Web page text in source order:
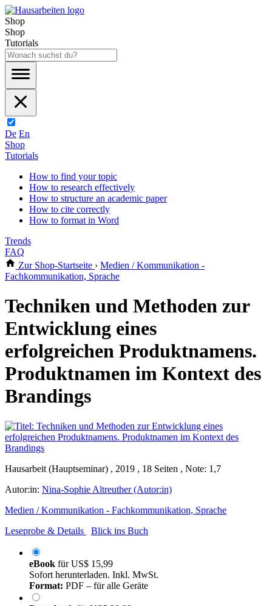
Shop
Shop
Tutorials
De En
Shop
Tutorials
How to find your topic
How to research effectively
How to structure an academic paper
How to cite correctly
How to format in Word
Trends
FAQ
Zur Shop-Startseite › Medien / Kommunikation -
Fachkommunikation, Sprache
Techniken und Methoden zur
Entwicklung eines
erfolgreichen Produktnamens.
Produktnamen im Kontext des
Brandings
Hausarbeit (Hauptseminar) , 2019 , 18 Seiten , Note: 1,7
Autor:in: Nina-Sophie Altreuther (Autor:in)
Medien / Kommunikation - Fachkommunikation, Sprache
Leseprobe & Details
Blick ins Buch
eBook fürUS$ 15,99
Sofort herunterladen. Inkl. MwSt.
Format: PDF – für alle Geräte